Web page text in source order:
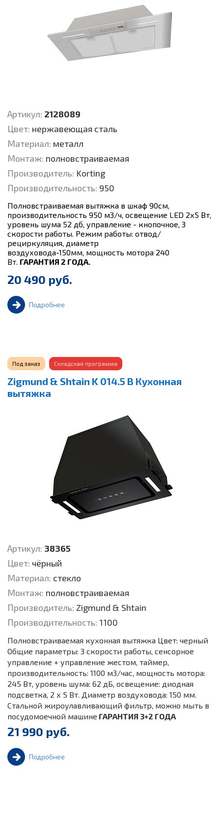
Артикул: 2128089
Цвет: нержавеющая сталь
Материал: металл
Монтаж: полновстраиваемая
Производитель: Korting
Производительность: 950
Полновстраиваемая вытяжка в шкаф 90см,
производительность 950 м3/ч, освещение LED 2х5 Вт,
уровень шума 52 дб, управление - кнопочное, 3
скорости работы. Режим работы: отвод/
рециркуляция, диаметр
воздуховода-150мм, мощность мотора 240
Вт. ГАРАНТИЯ 2 ГОДА.
20 490 руб.
Подробнее
Под заказ Складская программа
Zigmund & Shtain K 014.5 B Кухонная
вытяжка
Артикул: 38365
Цвет: чёрный
Материал: стекло
Монтаж: полновстраиваемая
Производитель: Zigmund & Shtain
Производительность: 1100
Полновстраиваемая кухонная вытяжка Цвет: черный
Общие параметры: 3 скорости работы, сенсорное
управление + управление жестом, таймер,
производительность: 1100 м3/час, мощность мотора:
245 Вт, уровень шума: 62 дБ, освещение: диодная
подсветка, 2 х 5 Вт. Диаметр воздуховода: 150 мм.
Стальной жироулавливающий фильтр, можно мыть в
посудомоечной машине ГАРАНТИЯ 3+2 ГОДА
21 990 руб.
Подробнее